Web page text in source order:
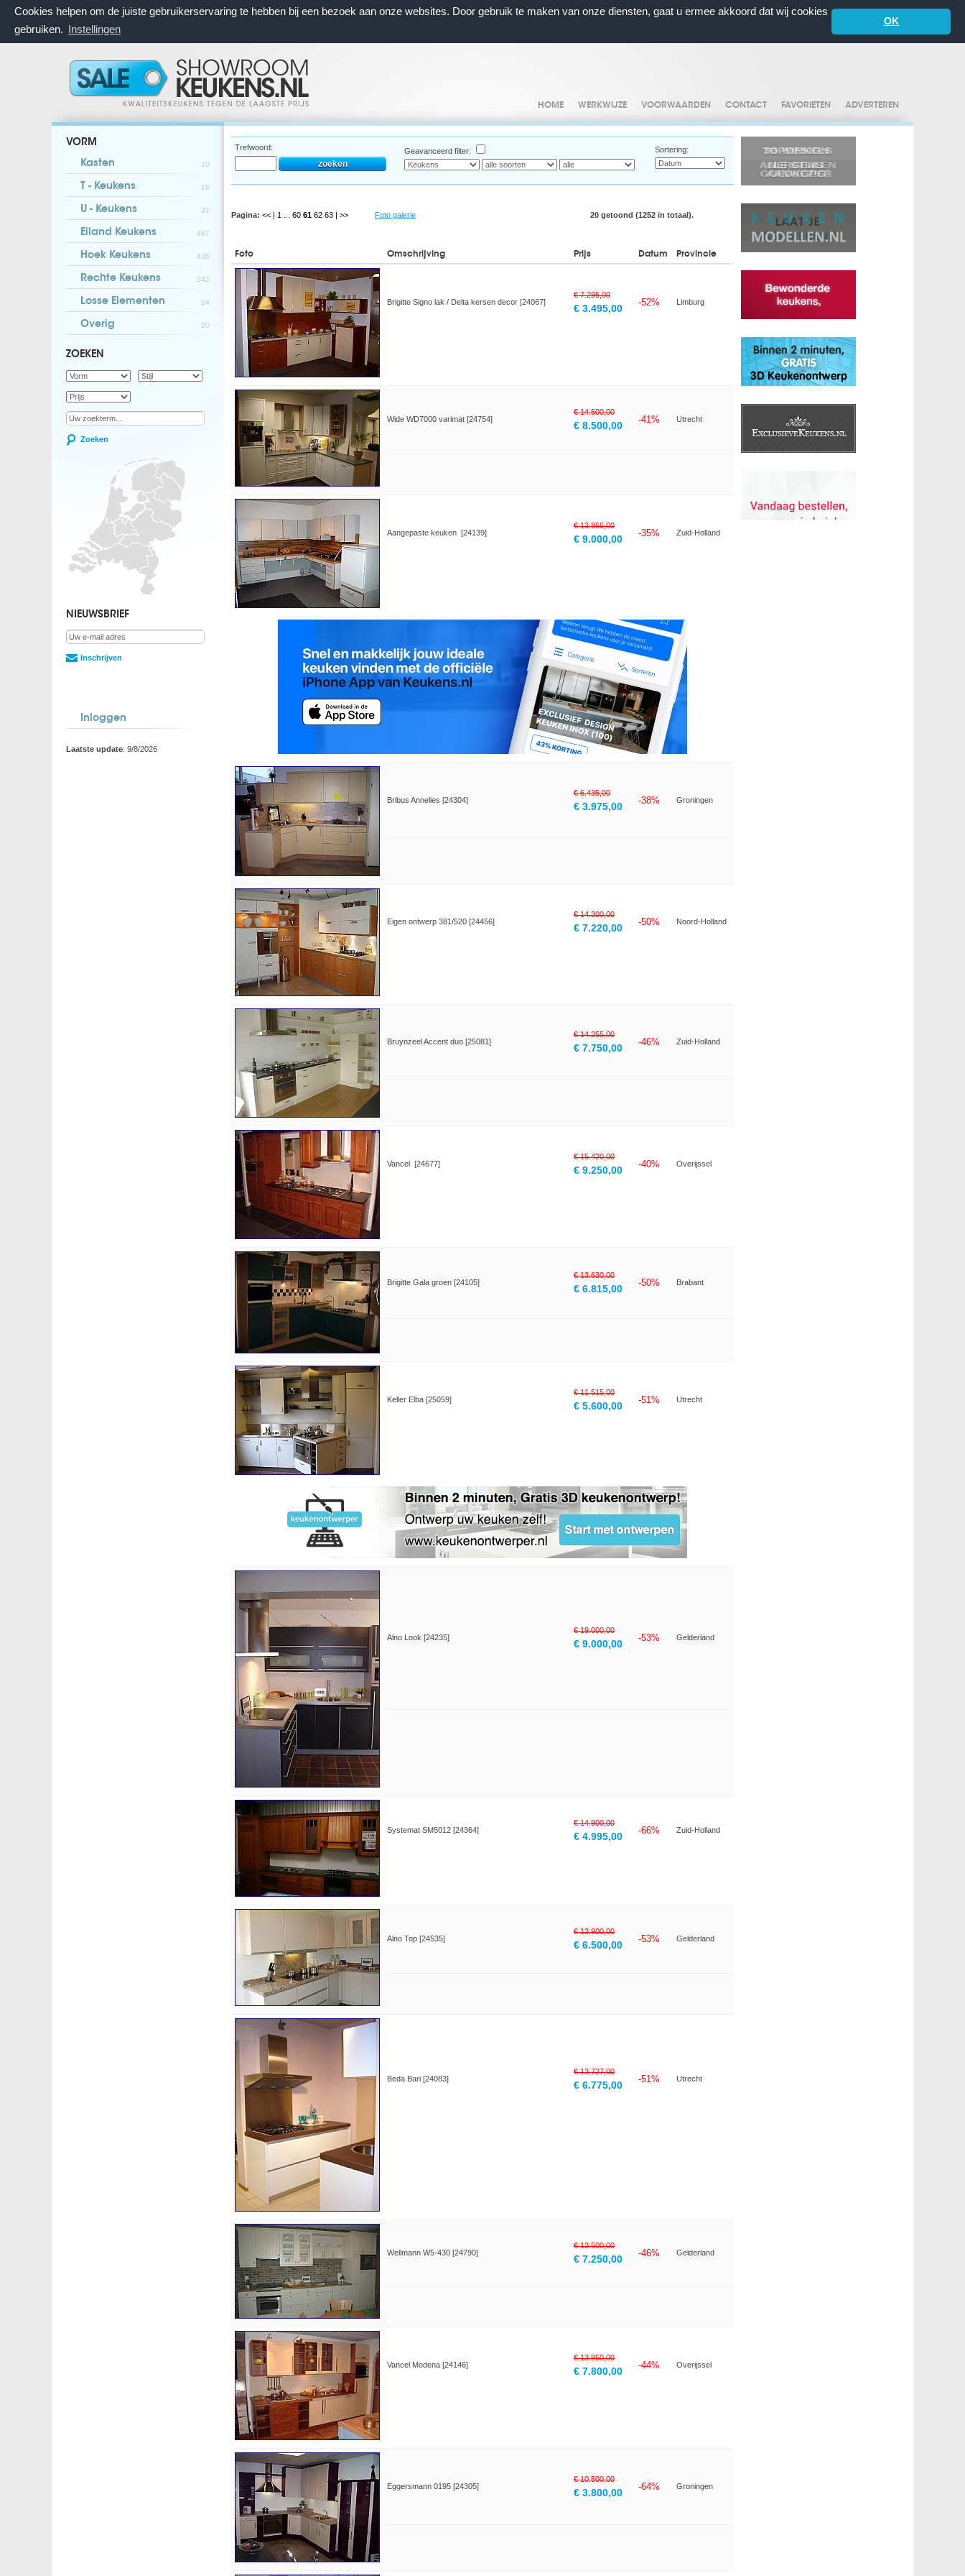
Cookies helpen om de juiste gebruikerservaring te hebben bij een bezoek aan onze websites. Door gebruik te maken van onze diensten, gaat u ermee akkoord dat wij cookies
gebruiken. Instellingen
OK
HOME WERKWIJZE VOORWAARDEN CONTACT FAVORIETEN ADVERTEREN
VORM
Kasten 10
T - Keukens 16
U - Keukens 37
Eiland Keukens 467
Hoek Keukens 436
Rechte Keukens 242
Losse Elementen 24
Overig 20
ZOEKEN
Zoeken
NIEUWSBRIEF
Inschrijven
Inloggen
Laatste update: 9/8/2026
Trefwoord: Geavanceerd filter: Sortering:
Pagina: << | 1 60 61 62 63 | >> Foto galerie 20 getoond (1252 in totaal).
Foto Omschrijving Prijs Datum Provincie
Brigitte Signo lak / Delta kersen decor [24067]
€ 7.295,00
€ 3.495,00
-52% Limburg
Wide WD7000 varimat [24754]
€ 14.500,00
€ 8.500,00
-41% Utrecht
Aangepaste keuken [24139]
€ 13.866,00
€ 9.000,00
-35% Zuid-Holland
Bribus Annelies [24304]
€ 6.435,00
€ 3.975,00
-38% Groningen
Eigen ontwerp 381/520 [24456]
€ 14.300,00
€ 7.220,00
-50% Noord-Holland
Bruynzeel Accent duo [25081]
€ 14.255,00
€ 7.750,00
-46% Zuid-Holland
Vancel [24677]
€ 15.420,00
€ 9.250,00
-40% Overijssel
Brigitte Gala groen [24105]
€ 13.630,00
€ 6.815,00
-50% Brabant
Keller Elba [25059]
€ 11.515,00
€ 5.600,00
-51% Utrecht
Alno Look [24235]
€ 19.000,00
€ 9.000,00
-53% Gelderland
Systemat SM5012 [24364]
€ 14.900,00
€ 4.995,00
-66% Zuid-Holland
Alno Top [24535]
€ 13.900,00
€ 6.500,00
-53% Gelderland
Beda Bari [24083]
€ 13.727,00
€ 6.775,00
-51% Utrecht
Wellmann W5-430 [24790]
€ 13.500,00
€ 7.250,00
-46% Gelderland
Vancel Modena [24146]
€ 13.950,00
€ 7.800,00
-44% Overijssel
Eggersmann 0195 [24305]
€ 10.500,00
€ 3.800,00
-64% Groningen